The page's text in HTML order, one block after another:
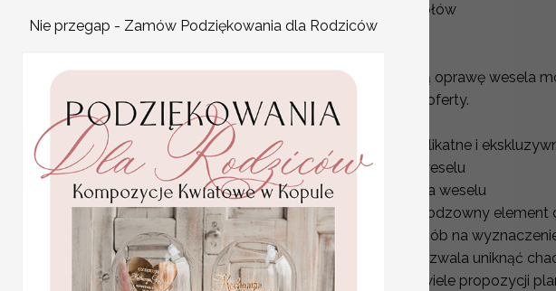
Nowoczesny i prosty plan stołów
Powitalna plansza weselna
Aby stworzyć niepowtarzalną oprawę wesela
dowonym motywie z Naszej oferty.
Nowoczesne jak i stylowe, delikatne i
Plansza usadzenia gości na weselu
Tablica z usadzeniem gości na weselu
Plan stołów weselnych to nieodzowny
przyjęcia. Jest to idealny sposób na
zaproszonych gości, który pozwala uniknąć
ofercie znajdziecie Państwo wiele propozycji
Nie przegap - Zamów Podziękowania dla Rodziców